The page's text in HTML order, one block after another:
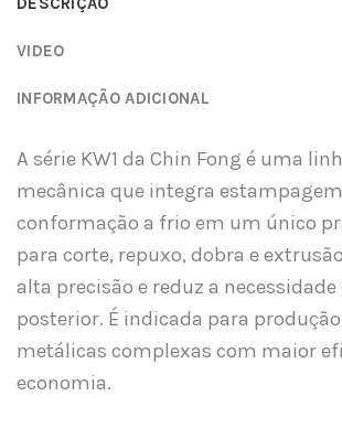
VIDEO
INFORMAÇÃO ADICIONAL
A série KW1 da Chin Fong é uma
mecânica que integra
conformação a frio em um único
para corte, repuxo, dobra e
alta precisão e reduz a
posterior. É indicada para
metálicas complexas com maior
economia.